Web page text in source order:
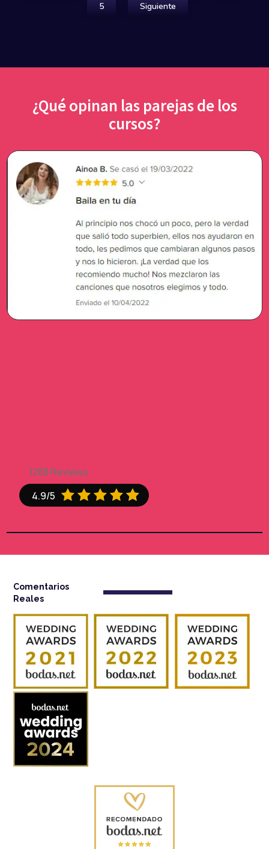
5 Siguiente
¿Qué opinan las parejas de los
cursos?
4.9/5     
1288 Reviews
Comentarios
Reales